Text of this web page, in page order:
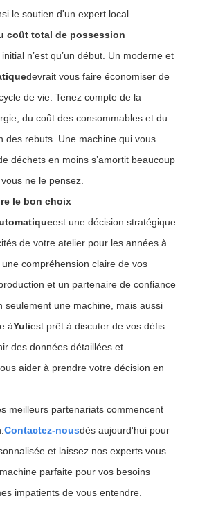
le soutien d'un expert local.
coût total de possession
n’est qu’un début. Un moderne et
devrait vous faire économiser de
de vie. Tenez compte de la
du coût des consommables et du
des rebuts. Une machine qui vous
déchets en moins s’amortit beaucoup
ne le pensez.
le bon choix
est une décision stratégique
de votre atelier pour les années à
compréhension claire de vos
et un partenaire de confiance
seulement une machine, mais aussi
àYuliest prêt à discuter de vos défis
des données détaillées et
aider à prendre votre décision en
meilleurs partenariats commencent
Contactez-nousdès aujourd'hui pour
et laissez nos experts vous
parfaite pour vos besoins
impatients de vous entendre.